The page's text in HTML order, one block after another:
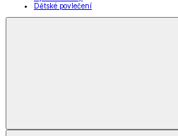
Dětské povlečení